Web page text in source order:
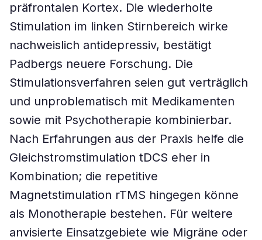
präfrontalen Kortex. Die wiederholte
Stimulation im linken Stirnbereich wirke
nachweislich antidepressiv, bestätigt
Padbergs neuere Forschung. Die
Stimulationsverfahren seien gut verträglich
und unproblematisch mit Medikamenten
sowie mit Psychotherapie kombinierbar.
Nach Erfahrungen aus der Praxis helfe die
Gleichstromstimulation tDCS eher in
Kombination; die repetitive
Magnetstimulation rTMS hingegen könne
als Monotherapie bestehen. Für weitere
anvisierte Einsatzgebiete wie Migräne oder